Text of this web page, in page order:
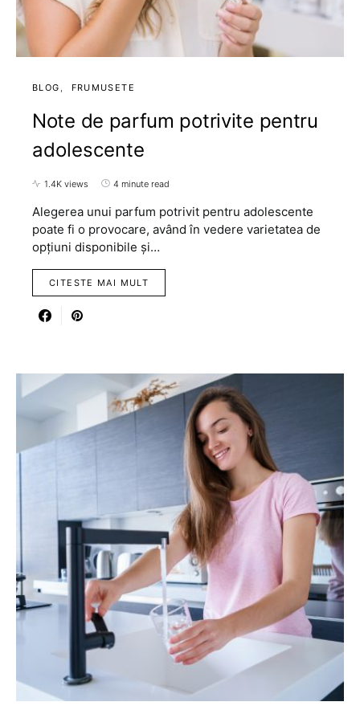
BLOG FRUMUSETE
Note de parfum potrivite pentru
adolescente
1.4K views 4 minute read
Alegerea unui parfum potrivit pentru adolescente
poate fi o provocare, având în vedere varietatea de
opțiuni disponibile și…
CITESTE MAI MULT